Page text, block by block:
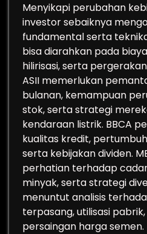
Menyikapi perubahan
investor sebaiknya
fundamental serta
bisa diarahkan pada
hilirisasi, serta
ASII memerlukan
bulanan, kemampuan
stok, serta strategi
kendaraan listrik. BBCA
kualitas kredit,
serta kebijakan dividen.
perhatian terhadap
minyak, serta strategi
menuntut analisis
terpasang, utilisasi
persaingan harga semen.